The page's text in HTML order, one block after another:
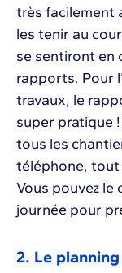
très facilement
les tenir au
se sentiront en
rapports. Pour
travaux, le
super pratique
tous les
téléphone, tout
Vous pouvez le
journée pour
2. Le